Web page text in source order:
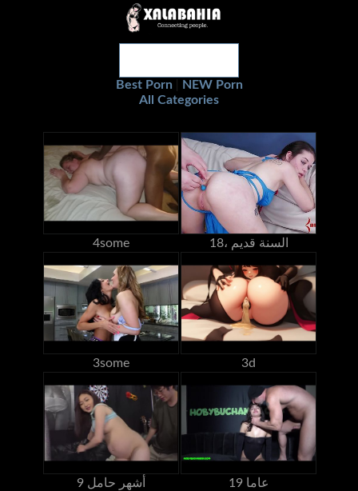
Best Porn
NEW Porn
All Categories
4some 18، السنة قديم
3some 3d
9 أشهر حامل 19 عاما